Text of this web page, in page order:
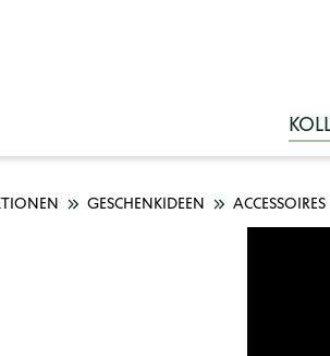
GESCHENKIDEEN ACCESSOIRES